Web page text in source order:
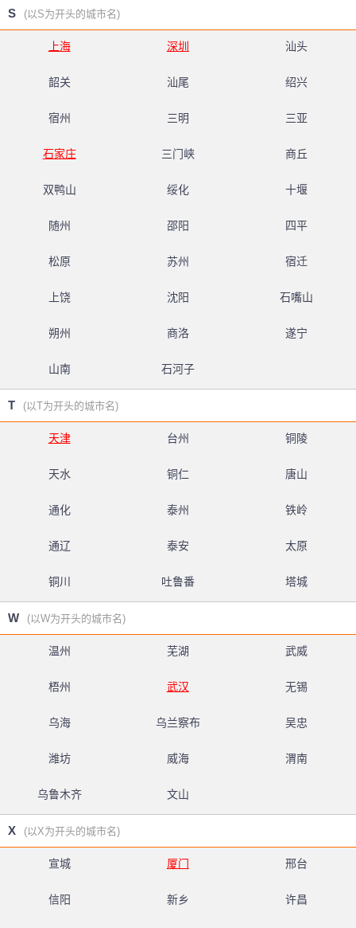
S (以S为开头的城市名)
上海 深圳 汕头
韶关 汕尾 绍兴
宿州 三明 三亚
石家庄 三门峡 商丘
双鸭山 绥化 十堰
随州 邵阳 四平
松原 苏州 宿迁
上饶 沈阳 石嘴山
朔州 商洛 遂宁
山南 石河子
T (以T为开头的城市名)
天津 台州 铜陵
天水 铜仁 唐山
通化 泰州 铁岭
通辽 泰安 太原
铜川 吐鲁番 塔城
W (以W为开头的城市名)
温州 芜湖 武威
梧州 武汉 无锡
乌海 乌兰察布 吴忠
潍坊 威海 渭南
乌鲁木齐 文山
X (以X为开头的城市名)
宣城 厦门 邢台
信阳 新乡 许昌